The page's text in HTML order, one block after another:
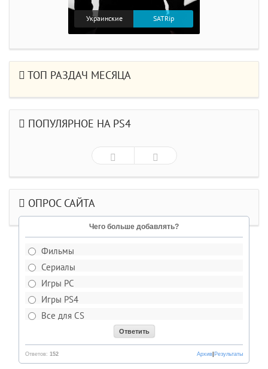
Украинские SATRip
ТОП РАЗДАЧ МЕСЯЦА
ПОПУЛЯРНОЕ НА PS4
ОПРОС САЙТА
Чего больше добавлять?
Фильмы
Сериалы
Игры PC
Игры PS4
Все для CS
Ответов: 152 Результаты
Архив